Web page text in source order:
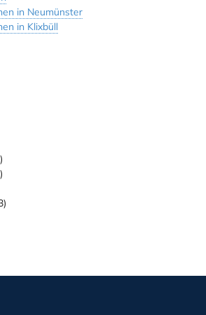
in Neumünster
in Klixbüll